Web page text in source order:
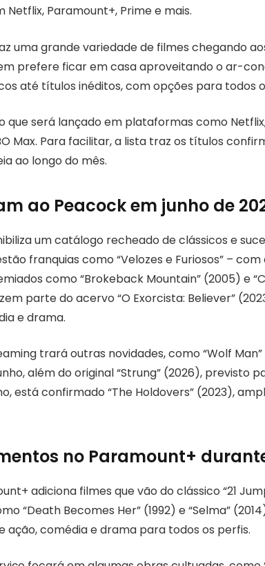
Paramount+, Prime e mais.
uma grande variedade de filmes chegando
prefere ficar em casa aproveitando o ar-
até títulos inéditos, com opções para todos
será lançado em plataformas como
Max. Para facilitar, a lista traz os títulos
ao longo do mês.
ao Peacock em junho de
um catálogo recheado de clássicos e
franquias como “Velozes e Furiosos” – com
como “Brokeback Mountain” (2005) e
parte do acervo “O Exorcista: Believer”
e drama.
trará outras novidades, como “Wolf Man”
além do original “Strung” (2026), previsto
está confirmado “The Holdovers” (2023),
no Paramount+
adiciona filmes que vão do clássico “21
“Death Becomes Her” (1992) e “Selma”
comédia e drama para todos os perfis.